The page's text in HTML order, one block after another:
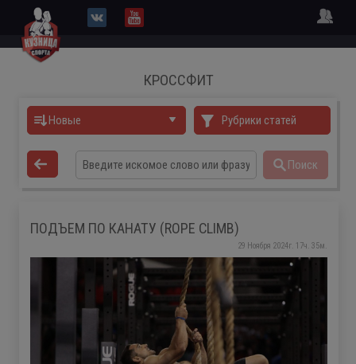
КРОССФИТ
Новые Рубрики статей
Поиск
ПОДЪЕМ ПО КАНАТУ (ROPE CLIMB)
29 Ноября 2024г. 17ч. 35м.